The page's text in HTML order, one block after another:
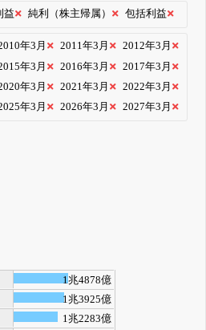
益 純利（株主帰属） 包括利益
年3月 2011年3月
2012年3月
年3月 2016年3月
2017年3月
年3月 2021年3月
2022年3月
年3月 2026年3月 2027年3月
1兆4878億
1兆3925億
1兆2283億